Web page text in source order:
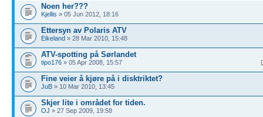
Noen her???
Kjellis » 05 Jun 2012, 18:16
Ettersyn av Polaris ATV
Eikeland » 28 Mar 2010, 15:48
ATV-spotting på Sørlandet
tipo176 » 05 Apr 2008, 15:57
Fine veier å kjøre på i disktriktet?
JuB » 10 Mar 2010, 13:45
Skjer lite i området for tiden.
OJ » 27 Sep 2009, 19:58